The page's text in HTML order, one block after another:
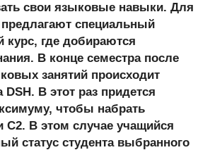
свои языковые навыки. Для
специальный
курс, где добираются
В конце семестра после
занятий происходит
DSH. В этот раз придется
чтобы набрать
C2. В этом случае учащийся
статус студента выбранного